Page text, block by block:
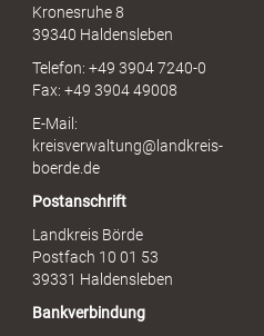
Kronesruhe 8
39340 Haldensleben
Telefon: +49 3904 7240-0
Fax: +49 3904 49008
E-Mail:
kreisverwaltung@landkreis-
boerde.de
Postanschrift
Landkreis Börde
Postfach 10 01 53
39331 Haldensleben
Bankverbindung